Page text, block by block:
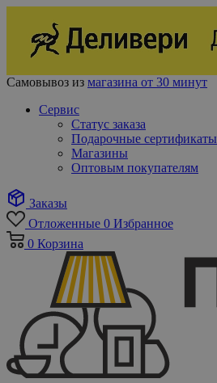
Самовывоз из магазина от 30 минут
Сервис
Статус заказа
Подарочные сертификаты
Магазины
Оптовым покупателям
Заказы
Отложенные 0 Избранное
0 Корзина